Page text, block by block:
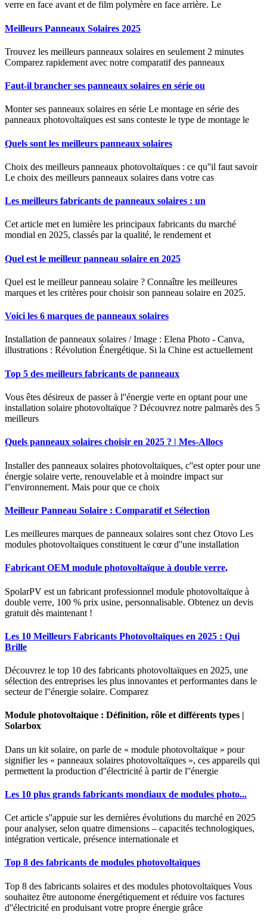
verre en face avant et de film polymère en face arrière. Le
Meilleurs Panneaux Solaires 2025
Trouvez les meilleurs panneaux solaires en seulement 2 minutes
Comparez rapidement avec notre comparatif des panneaux
Faut-il brancher ses panneaux solaires en série ou
Monter ses panneaux solaires en série Le montage en série des
panneaux photovoltaïques est sans conteste le type de montage le
Quels sont les meilleurs panneaux solaires
Choix des meilleurs panneaux photovoltaïques : ce qu''il faut savoir
Le choix des meilleurs panneaux solaires dans votre cas
Les meilleurs fabricants de panneaux solaires : un
Cet article met en lumière les principaux fabricants du marché
mondial en 2025, classés par la qualité, le rendement et
Quel est le meilleur panneau solaire en 2025
Quel est le meilleur panneau solaire ? Connaître les meilleures
marques et les critères pour choisir son panneau solaire en 2025.
Voici les 6 marques de panneaux solaires
Installation de panneaux solaires / Image : Elena Photo - Canva,
illustrations : Révolution Énergétique. Si la Chine est actuellement
Top 5 des meilleurs fabricants de panneaux
Vous êtes désireux de passer à l''énergie verte en optant pour une
installation solaire photovoltaïque ? Découvrez notre palmarès des 5
meilleurs
Quels panneaux solaires choisir en 2025 ? | Mes-Allocs
Installer des panneaux solaires photovoltaïques, c''est opter pour une
énergie solaire verte, renouvelable et à moindre impact sur
l''environnement. Mais pour que ce choix
Meilleur Panneau Solaire : Comparatif et Sélection
Les meilleures marques de panneaux solaires sont chez Otovo Les
modules photovoltaïques constituent le cœur d''une installation
Fabricant OEM module photovoltaïque à double verre,
SpolarPV est un fabricant professionnel module photovoltaïque à
double verre, 100 % prix usine, personnalisable. Obtenez un devis
gratuit dès maintenant !
Les 10 Meilleurs Fabricants Photovoltaïques en 2025 : Qui
Brille
Découvrez le top 10 des fabricants photovoltaïques en 2025, une
sélection des entreprises les plus innovantes et performantes dans le
secteur de l''énergie solaire. Comparez
Module photovoltaique : Définition, rôle et différents types |
Solarbox
Dans un kit solaire, on parle de « module photovoltaïque » pour
signifier les « panneaux solaires photovoltaïques », ces appareils qui
permettent la production d''électricité à partir de l''énergie
Les 10 plus grands fabricants mondiaux de modules photo...
Cet article s''appuie sur les dernières évolutions du marché en 2025
pour analyser, selon quatre dimensions – capacités technologiques,
intégration verticale, présence internationale et
Top 8 des fabricants de modules photovoltaïques
Top 8 des fabricants solaires et des modules photovoltaïques Vous
souhaitez être autonome énergétiquement et réduire vos factures
d''électricité en produisant votre propre énergie grâce